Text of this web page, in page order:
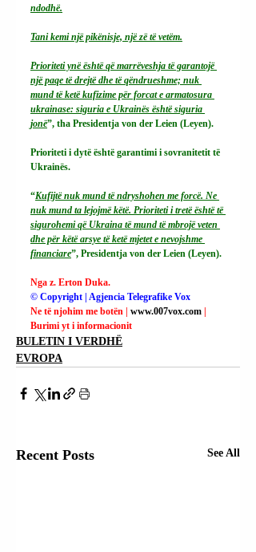
ndodhë.
Tani kemi një pikënisje, një zë të vetëm.
Prioriteti ynë është që marrëveshja të garantojë
një paqe të drejtë dhe të qëndrueshme; nuk
mund të ketë kufizime për forcat e armatosura
ukrainase: siguria e Ukrainës është siguria
jonë”, tha Presidentja von der Leien (Leyen).
Prioriteti i dytë është garantimi i sovranitetit të
Ukrainës.
“Kufijtë nuk mund të ndryshohen me forcë. Ne
nuk mund ta lejojmë këtë. Prioriteti i tretë është të
sigurohemi që Ukraina të mund të mbrojë veten
dhe për këtë arsye të ketë mjetet e nevojshme
financiare”, Presidentja von der Leien (Leyen).
Nga z. Erton Duka.
© Copyright | Agjencia Telegrafike Vox
Ne të njohim me botën | www.007vox.com |
Burimi yt i informacionit
BULETIN I VERDHË
EVROPA
Recent Posts See All